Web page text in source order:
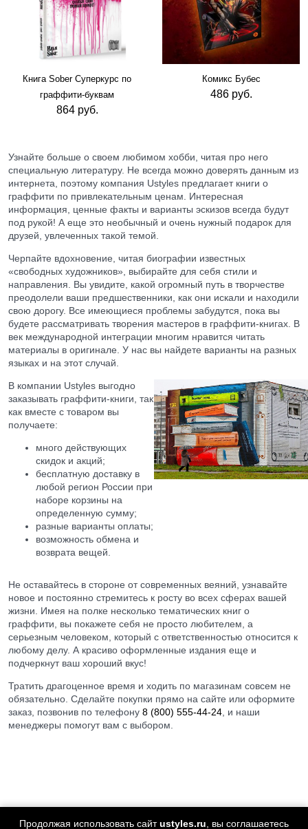
Книга Sober Суперкурс по
граффити-буквам
864 руб.
Комикс Бубес
486 руб.
Узнайте больше о своем любимом хобби, читая про него
специальную литературу. Не всегда можно доверять данным из
интернета, поэтому компания Ustyles предлагает книги о
граффити по привлекательным ценам. Интересная
информация, ценные факты и варианты эскизов всегда будут
под рукой! А еще это необычный и очень нужный подарок для
друзей, увлеченных такой темой.
Черпайте вдохновение, читая биографии известных
«свободных художников», выбирайте для себя стили и
направления. Вы увидите, какой огромный путь в творчестве
преодолели ваши предшественники, как они искали и находили
свою дорогу. Все имеющиеся проблемы забудутся, пока вы
будете рассматривать творения мастеров в граффити-книгах. В
век международной интеграции многим нравится читать
материалы в оригинале. У нас вы найдете варианты на разных
языках и на этот случай.
В компании Ustyles выгодно
заказывать граффити-книги, так
как вместе с товаром вы
получаете:
много действующих
скидок и акций;
бесплатную доставку в
любой регион России при
наборе корзины на
определенную сумму;
разные варианты оплаты;
возможность обмена и
возврата вещей.
Не оставайтесь в стороне от современных веяний, узнавайте
новое и постоянно стремитесь к росту во всех сферах вашей
жизни. Имея на полке несколько тематических книг о
граффити, вы покажете себя не просто любителем, а
серьезным человеком, который с ответственностью относится к
любому делу. А красиво оформленные издания еще и
подчеркнут ваш хороший вкус!
Тратить драгоценное время и ходить по магазинам совсем не
обязательно. Сделайте покупки прямо на сайте или оформите
заказ, позвонив по телефону 8 (800) 555-44-24 , и наши
менеджеры помогут вам с выбором.
Продолжая использовать сайтustyles.ru , вы соглашаетесь